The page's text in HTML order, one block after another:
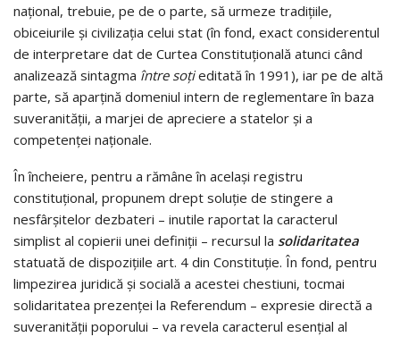
național, trebuie, pe de o parte, să urmeze tradițiile,
obiceiurile și civilizația celui stat (în fond, exact considerentul
de interpretare dat de Curtea Constituțională atunci când
analizează sintagma între soțieditată în 1991), iar pe de altă
parte, să aparțină domeniul intern de reglementare în baza
suveranității, a marjei de apreciere a statelor și a
competenței naționale.
În încheiere, pentru a rămâne în același registru
constituțional, propunem drept soluție de stingere a
nesfârșitelor dezbateri – inutile raportat la caracterul
simplist al copierii unei definiții – recursul la solidaritatea
statuată de dispozițiile art. 4 din Constituție. În fond, pentru
limpezirea juridică și socială a acestei chestiuni, tocmai
solidaritatea prezenței la Referendum – expresie directă a
suveranității poporului – va revela caracterul esențial al